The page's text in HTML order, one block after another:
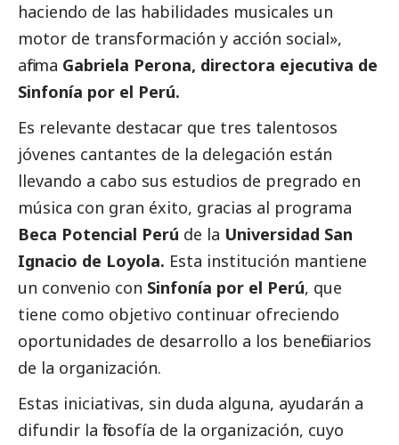
haciendo de las habilidades musicales un
motor de transformación y acción social»,
afirma Gabriela Perona, directora ejecutiva de
Sinfonía por el Perú.
Es relevante destacar que tres talentosos
jóvenes cantantes de la delegación están
llevando a cabo sus estudios de pregrado en
música con gran éxito, gracias al programa
Beca Potencial Perú de la Universidad San
Ignacio de Loyola. Esta institución mantiene
un convenio con Sinfonía por el Perú, que
tiene como objetivo continuar ofreciendo
oportunidades de desarrollo a los beneficiarios
de la organización.
Estas iniciativas, sin duda alguna, ayudarán a
difundir la filosofía de la organización, cuyo